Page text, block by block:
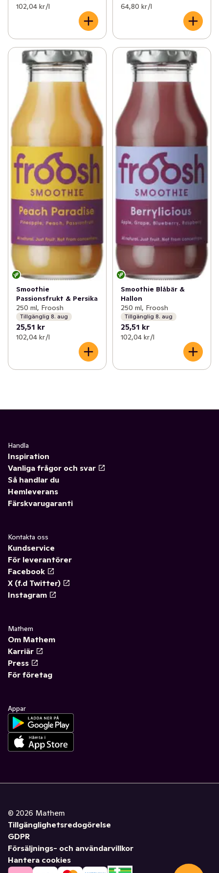
102,04 kr /l 64,80 kr /l
Smoothie
Passionsfrukt & Persika
250 ml, Froosh
Tillgänglig 8. aug
25,51 kr
102,04 kr /l
Smoothie Blåbär &
Hallon
250 ml, Froosh
Tillgänglig 8. aug
25,51 kr
102,04 kr /l
Handla
Inspiration
Vanliga frågor och svar
Så handlar du
Hemleverans
Färskvarugaranti
Kontakta oss
Kundservice
För leverantörer
Facebook
X (f.d Twitter)
Instagram
Mathem
Om Mathem
Karriär
Press
För företag
Appar
© 2026 Mathem
Tillgänglighetsredogörelse
GDPR
Försäljnings- och användarvillkor
Hantera cookies